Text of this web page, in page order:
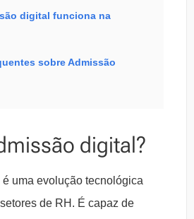
digital funciona na
sobre Admissão
digital?
uma evolução tecnológica
de RH. É capaz de